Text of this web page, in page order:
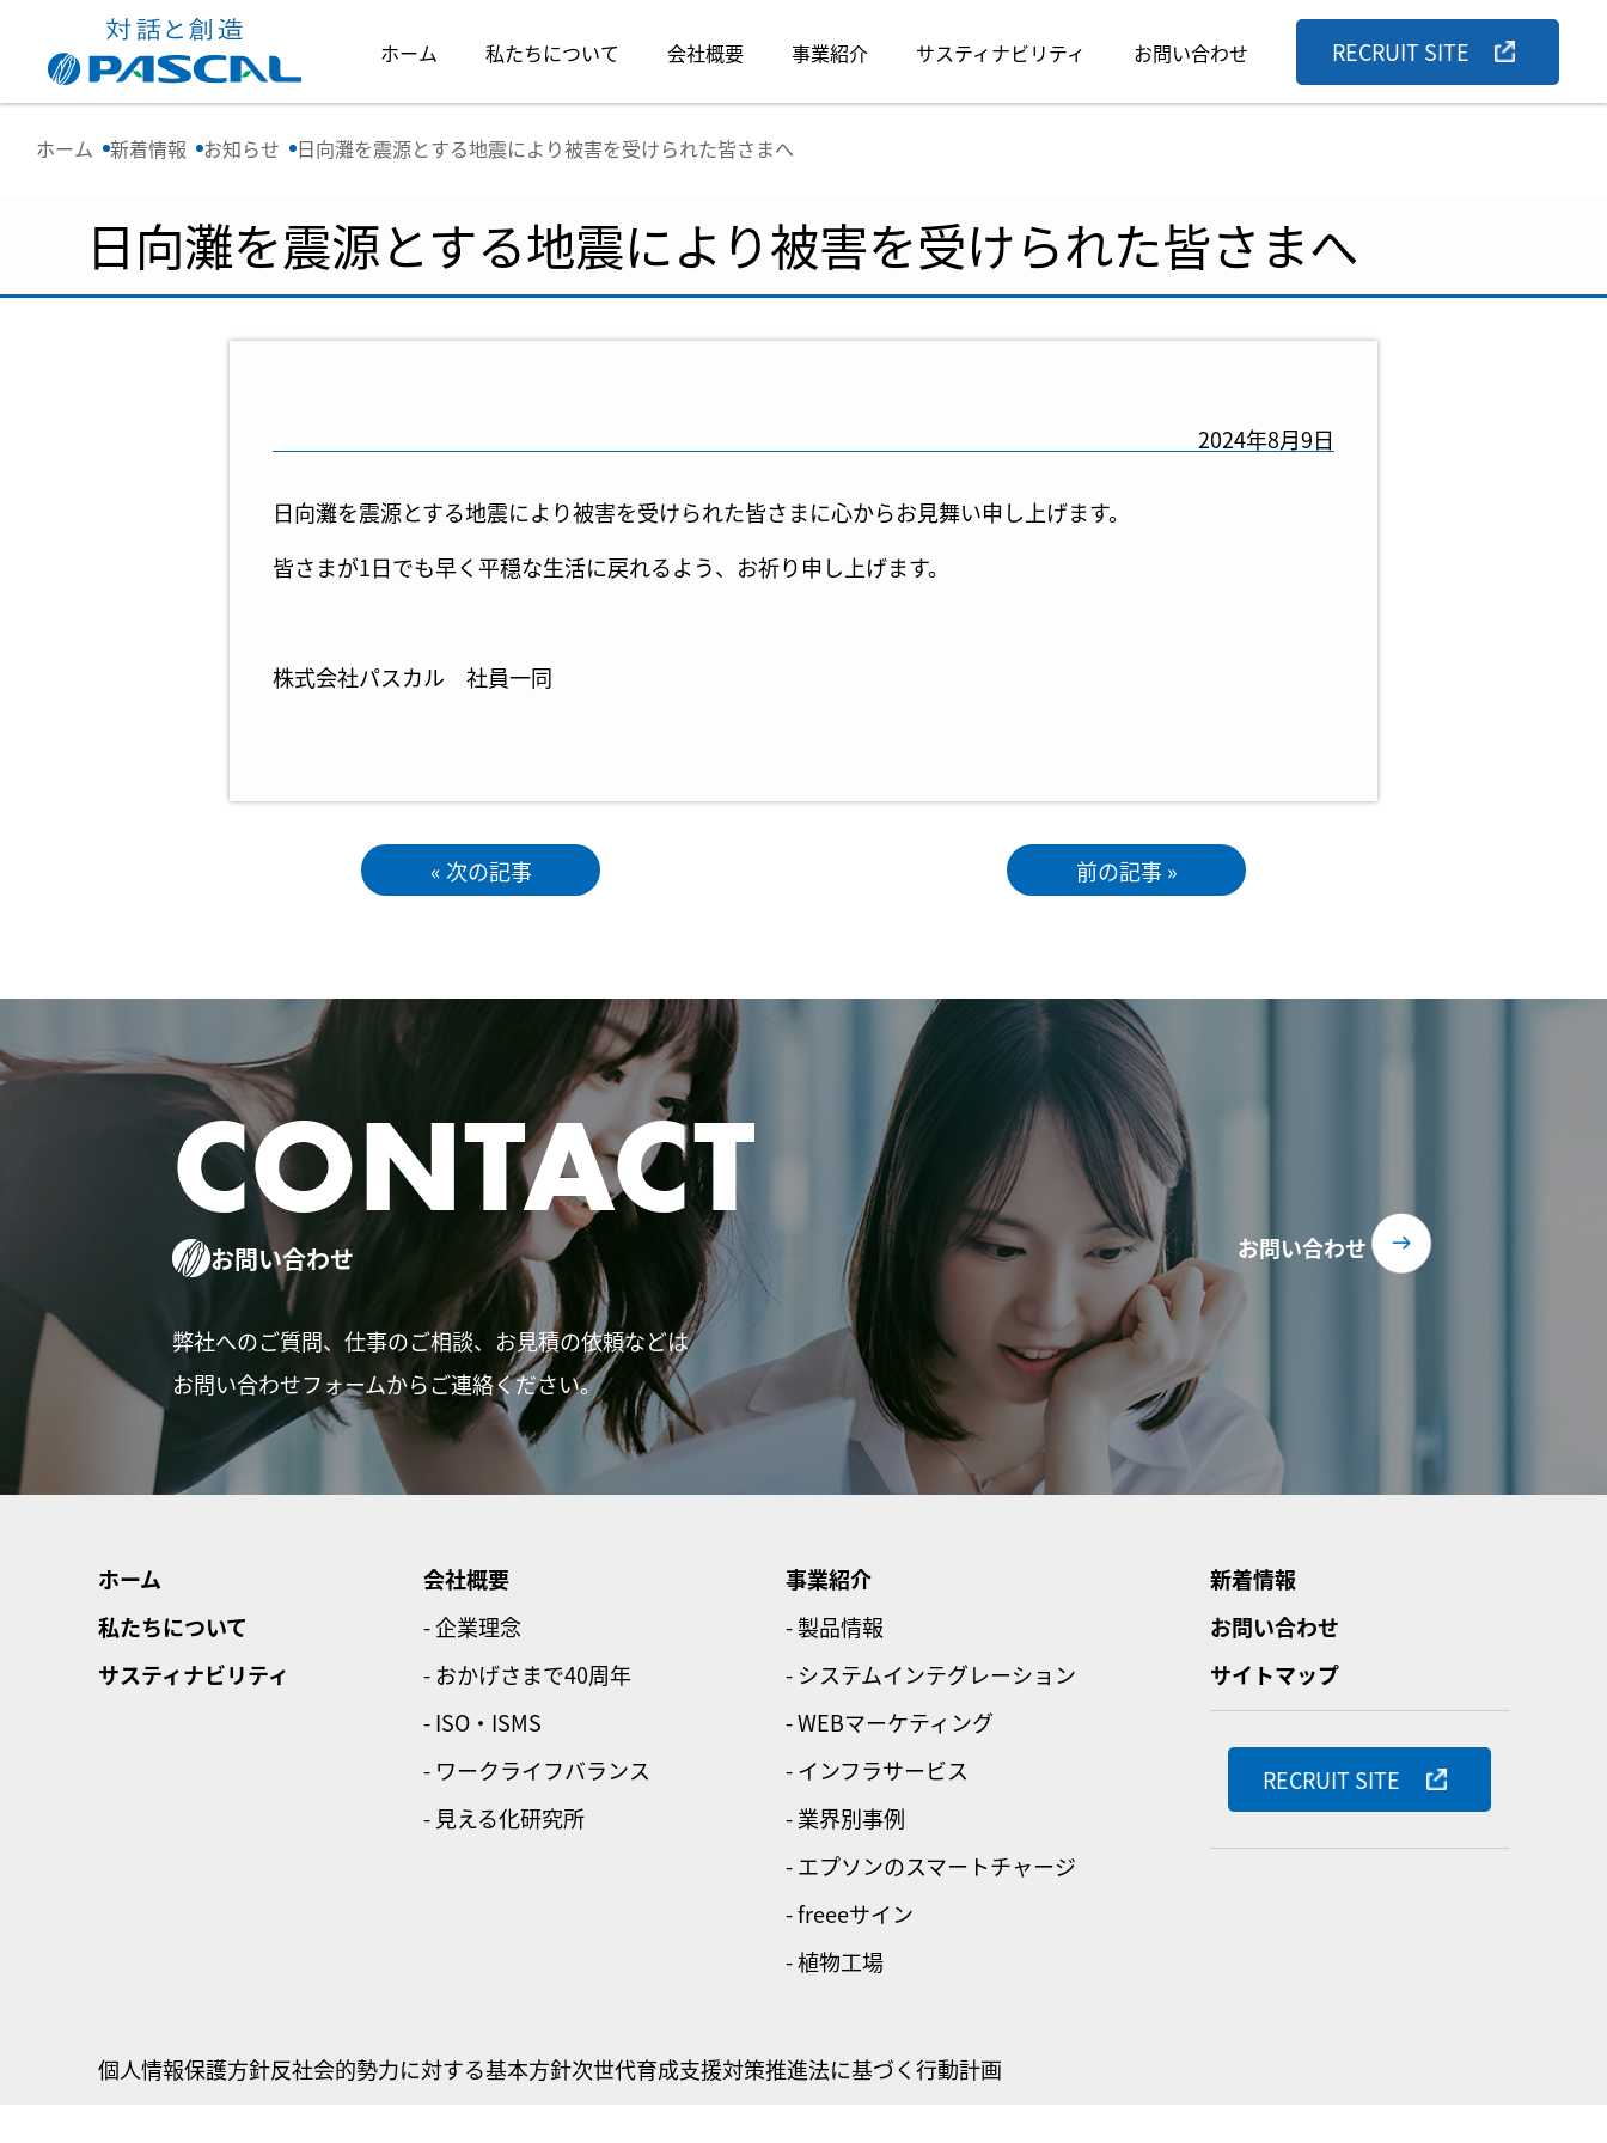
ホーム 私たちについて 会社概要 事業紹介 サスティナビリティ お問い合わせ RECRUIT SITE
ホーム 新着情報 お知らせ 日向灘を震源とする地震により被害を受けられた皆さまへ
日向灘を震源とする地震により被害を受けられた皆さまへ
2024年8月9日
日向灘を震源とする地震により被害を受けられた皆さまに心からお見舞い申し上げます。
皆さまが1日でも早く平穏な生活に戻れるよう、お祈り申し上げます。
株式会社パスカル 社員一同
« 次の記事 前の記事 »
CONTACT
お問い合わせ
弊社へのご質問、仕事のご相談、お見積の依頼などは
お問い合わせフォームからご連絡ください。
お問い合わせ
ホーム
私たちについて
サスティナビリティ
会社概要
- 企業理念
- おかげさまで40周年
- ISO・ISMS
- ワークライフバランス
- 見える化研究所
事業紹介
- 製品情報
- システムインテグレーション
- WEBマーケティング
- インフラサービス
- 業界別事例
- エプソンのスマートチャージ
- freeeサイン
- 植物工場
新着情報
お問い合わせ
サイトマップ
RECRUIT SITE
個人情報保護方針反社会的勢力に対する基本方針次世代育成支援対策推進法に基づく行動計画